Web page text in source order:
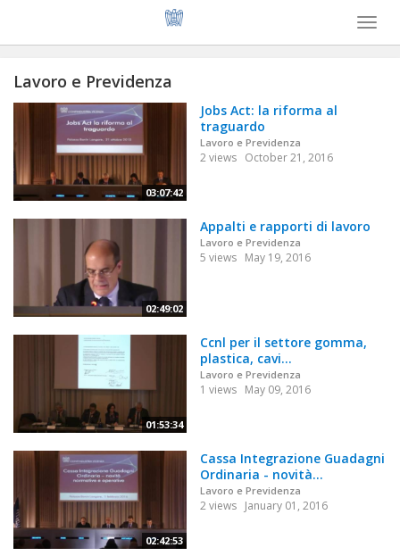
Toggle
Lavoro e Previdenza
03:07:42
Jobs Act: la riforma al
traguardo
Lavoro e Previdenza
2 views October 21, 2016
02:49:02
Appalti e rapporti di lavoro
Lavoro e Previdenza
5 views May 19, 2016
01:53:34
Ccnl per il settore gomma,
plastica, cavi...
Lavoro e Previdenza
1 views May 09, 2016
02:42:53
Cassa Integrazione Guadagni
Ordinaria - novità...
Lavoro e Previdenza
2 views January 01, 2016